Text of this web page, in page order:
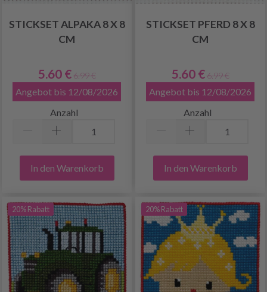
STICKSET ALPAKA 8 X 8
CM
5.60 € 6.99 €
Angebot bis 12/08/2026
Anzahl
In den Warenkorb
STICKSET PFERD 8 X 8
CM
5.60 € 6.99 €
Angebot bis 12/08/2026
Anzahl
In den Warenkorb
20% Rabatt 20% Rabatt